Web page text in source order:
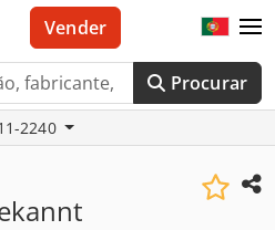
Procurar
Vender
2240